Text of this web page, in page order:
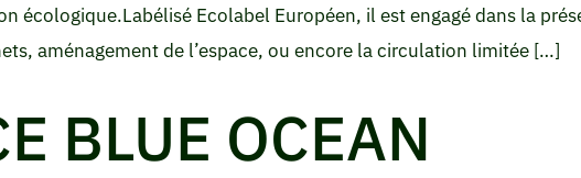
écologique.Labélisé Ecolabel Européen, il est engagé dans la
aménagement de l’espace, ou encore la circulation limitée […]
BLUE OCEAN